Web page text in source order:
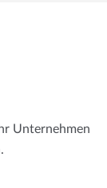
Unternehmen